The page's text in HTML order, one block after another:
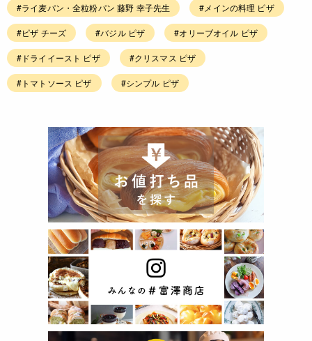
#ライ麦パン・全粒粉パン 藤野 幸子先生 #メインの料理 ピザ
#ピザ チーズ #バジル ピザ #オリーブオイル ピザ
#ドライイースト ピザ #クリスマス ピザ
#トマトソース ピザ #シンプル ピザ